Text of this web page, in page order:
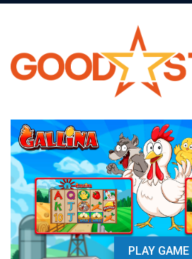
PLAY GAME